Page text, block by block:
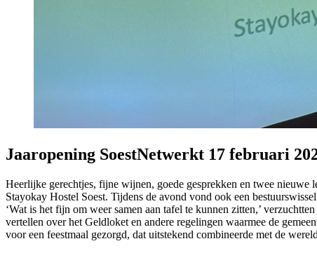
Jaaropening SoestNetwerkt 17 februari
Heerlijke gerechtjes, fijne wijnen, goede gesprekken en twee nieuwe
Stayokay Hostel Soest. Tijdens de avond vond ook een
‘Wat is het fijn om weer samen aan tafel te kunnen zitten,’
vertellen over het Geldloket en andere regelingen waarmee de
voor een feestmaal gezorgd, dat uitstekend combineerde met de